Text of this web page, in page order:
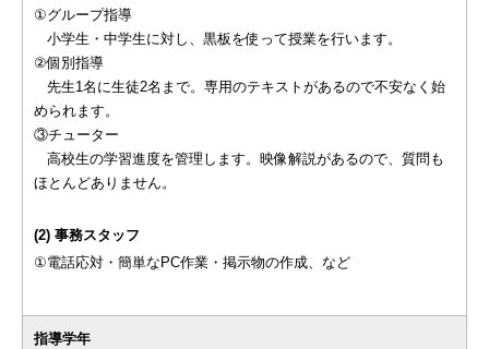
①グループ指導
小学生・中学生に対し、黒板を使って授業を行います。
②個別指導
先生1名に生徒2名まで。専用のテキストがあるので不安なく始
められます。
③チューター
高校生の学習進度を管理します。映像解説があるので、質問も
ほとんどありません。
(2) 事務スタッフ
①電話応対・簡単なPC作業・掲示物の作成、など
指導学年